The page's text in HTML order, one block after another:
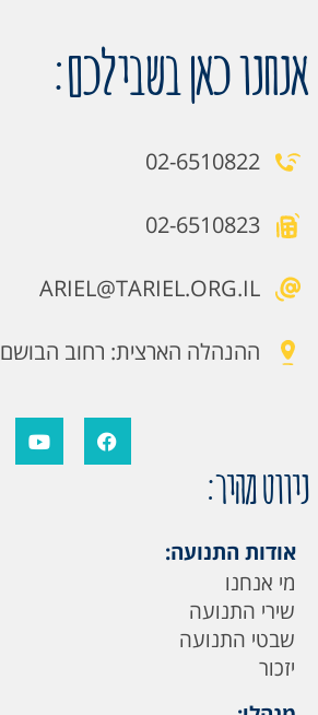
אנחנו כאן בשבילכם:
02-6510822
02-6510823
ARIEL@TARIEL.ORG.IL
ההנהלה הארצית: רחוב הבושם 11, גילה ירושלים
ניווט מהיר:
אודות התנועה:
מי אנחנו
שירי התנועה
שבטי התנועה
יזכור